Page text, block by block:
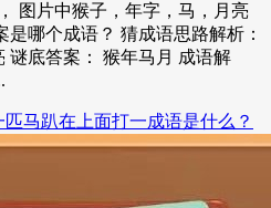
图片中猴子，年字，马，月亮
哪个成语？ 猜成语思路解析：
谜底答案： 猴年马月 成语解
马趴在上面打一成语是什么？